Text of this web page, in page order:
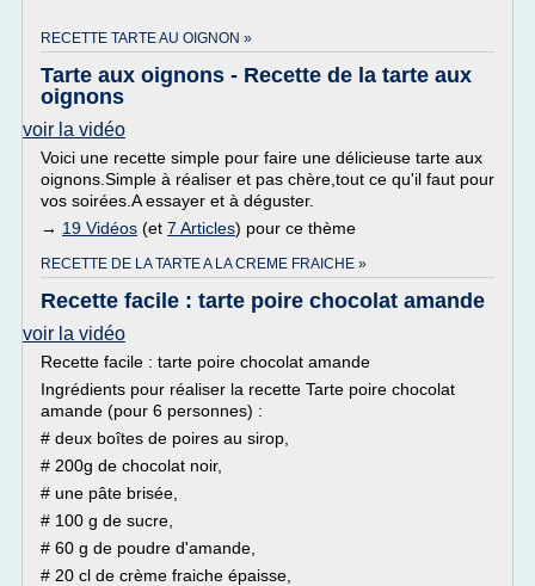
RECETTE TARTE AU OIGNON »
Tarte aux oignons - Recette de la tarte aux
oignons
voir la vidéo
Voici une recette simple pour faire une délicieuse tarte aux
oignons.Simple à réaliser et pas chère,tout ce qu'il faut pour
vos soirées.A essayer et à déguster.
→ 19 Vidéos (et 7 Articles) pour ce thème
RECETTE DE LA TARTE A LA CREME FRAICHE »
Recette facile : tarte poire chocolat amande
voir la vidéo
Recette facile : tarte poire chocolat amande
Ingrédients pour réaliser la recette Tarte poire chocolat
amande (pour 6 personnes) :
# deux boîtes de poires au sirop,
# 200g de chocolat noir,
# une pâte brisée,
# 100 g de sucre,
# 60 g de poudre d'amande,
# 20 cl de crème fraiche épaisse,